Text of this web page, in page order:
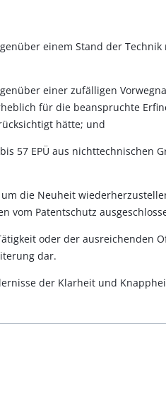
einem Stand der Technik
einer zufälligen
für die beanspruchte
hätte; und
57 EPÜ aus nichttechnischen
die Neuheit
vom Patentschutz
oder der ausreichenden
dar.
der Klarheit und